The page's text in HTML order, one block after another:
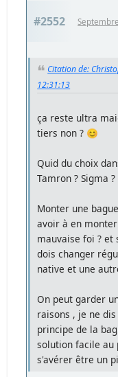
#2552
Citation de:
12:31:13
ça reste ultra
tiers non ? 😊
Quid du choix
Tamron ? Sigma ?
Monter une
avoir à en
mauvaise foi ? et
dois changer
native et une
On peut garder
raisons , je ne
principe de la
solution facile au
s'avérer être un